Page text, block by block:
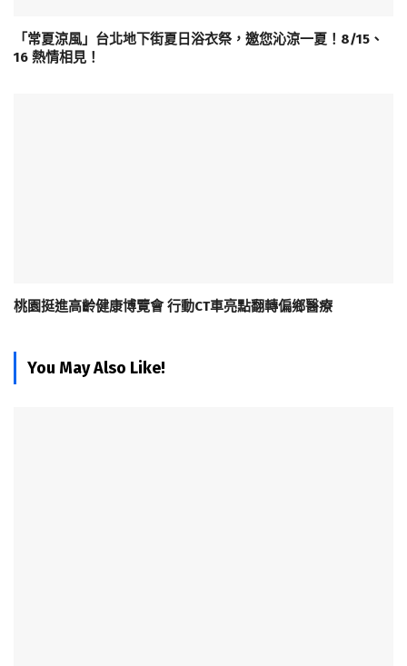
「常夏涼風」台北地下街夏日浴衣祭，邀您沁涼一夏！8/15、
16 熱情相見！
桃園挺進高齡健康博覽會 行動CT車亮點翻轉偏鄉醫療
You May Also Like!